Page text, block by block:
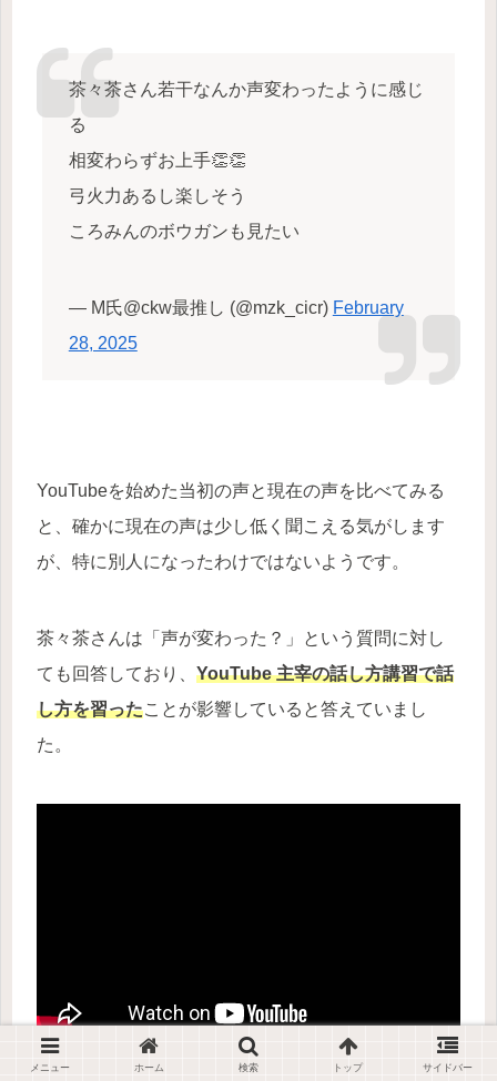
茶々茶さん若干なんか声変わったように感じ
る
相変わらずお上手👏👏
弓火力あるし楽しそう
ころみんのボウガンも見たい
— M氏@ckw最推し (@mzk_cicr) February
28, 2025
YouTubeを始めた当初の声と現在の声を比べてみる
と、確かに現在の声は少し低く聞こえる気がします
が、特に別人になったわけではないようです。
茶々茶さんは「声が変わった？」という質問に対し
ても回答しており、 YouTube 主宰の話し方講習で話
し方を習ったことが影響していると答えていまし
た。
メニュー ホーム 検索 トップ サイドバー